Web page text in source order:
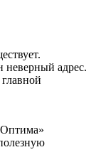
неверный адрес.